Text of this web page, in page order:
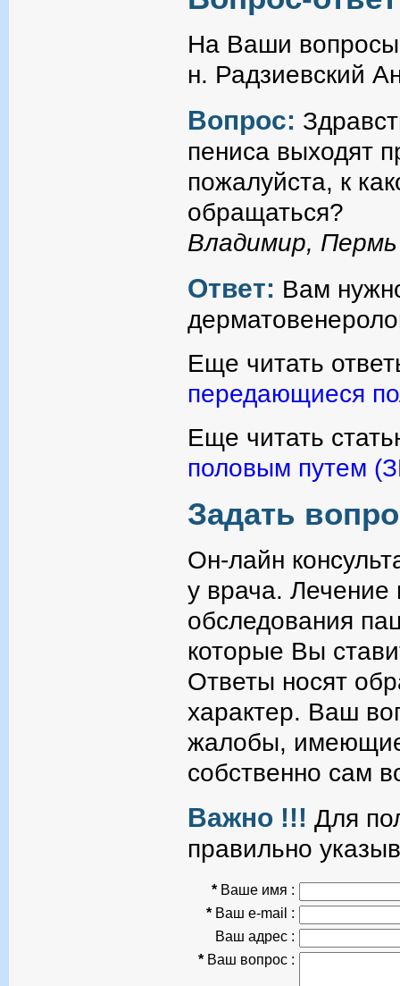
На Ваши вопросы
н. Радзиевский
Вопрос:
пениса выходят
пожалуйста, к
обращаться?
Владимир, Пермь
Ответ: Вам
Еще читать
передающиеся
Еще читать
половым путем
Задать
Он-лайн
у врача. Лечение
обследования
которые Вы
Ответы носят
характер. Ваш
жалобы,
собственно сам
Важно !!! Для
правильно
* Ваше имя :
* Ваш e-mail :
Ваш адрес :
* Ваш вопрос :